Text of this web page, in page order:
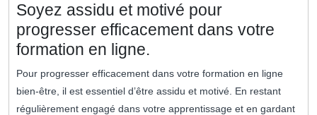
Soyez assidu et motivé pour
progresser efficacement dans votre
formation en ligne.
Pour progresser efficacement dans votre formation en ligne
bien-être, il est essentiel d’être assidu et motivé. En restant
régulièrement engagé dans votre apprentissage et en gardant